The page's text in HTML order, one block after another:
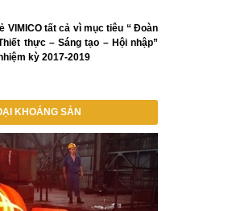
VIMICO tất cả vì mục tiêu “ Đoàn
thực – Sáng tạo – Hội nhập”
kỳ 2017-2019
KHOÁNG SẢN